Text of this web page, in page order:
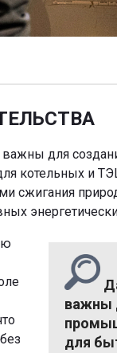
для
котельных и
сжигания
важны
для